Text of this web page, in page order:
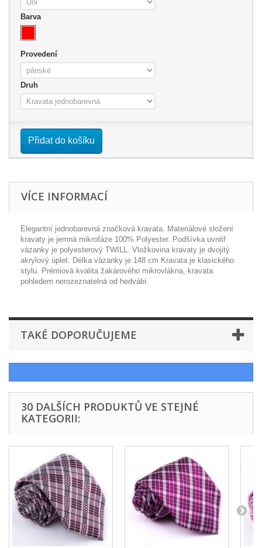
Barva
Provedení
Druh
Přidat do košíku
VÍCE INFORMACÍ
Elegantní jednobarevná značková kravata. Materiálové složení
kravaty je jemná mikrofáze 100% Polyester. Podšívka uvnitř
vázanky je polyesterový TWILL. Vložkovina kravaty je dvojitý
akrylový úplet. Délka vázanky je 148 cm Kravata je klasického
stylu. Prémiová kvalita žakárového mikrovlákna, kravata
pohledem nerozeznatelná od hedvábí.
TAKÉ DOPORUČUJEME
30 DALŠÍCH PRODUKTŮ VE STEJNÉ
KATEGORII: